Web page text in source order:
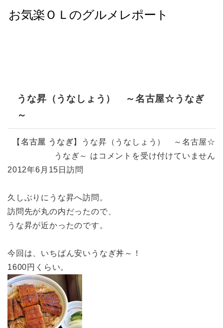
うな昇（うなしょう） ～名古屋☆うなぎ
～
【 名古屋 うなぎ】
うな昇（うなしょう） ～名古屋☆
うなぎ～ は コメントを受け付けていません
2012年6月15日訪問
久しぶりにうな昇へ訪問。
訪問先が丸の内だったので、
うな昇が近かったのです。
今回は、いちばん安いうなぎ丼～！
1600円くらい。